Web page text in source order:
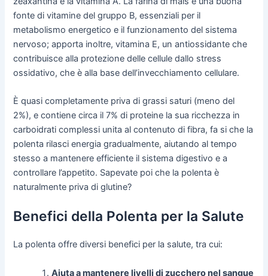
fonte di vitamine del gruppo B, essenziali per il
metabolismo energetico e il funzionamento del sistema
nervoso; apporta inoltre, vitamina E, un antiossidante che
contribuisce alla protezione delle cellule dallo stress
ossidativo, che è alla base dell’invecchiamento cellulare.
È quasi completamente priva di grassi saturi (meno del
2%), e contiene circa il 7% di proteine la sua ricchezza in
carboidrati complessi unita al contenuto di fibra, fa si che la
polenta rilasci energia gradualmente, aiutando al tempo
stesso a mantenere efficiente il sistema digestivo e a
controllare l’appetito. Sapevate poi che la polenta è
naturalmente priva di glutine?
Benefici della Polenta per la Salute
La polenta offre diversi benefici per la salute, tra cui:
Aiuta a mantenere livelli di zucchero nel sangue